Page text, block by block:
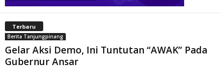
Terbaru
Berita Tanjungpinang
Gelar Aksi Demo, Ini Tuntutan “AWAK” Pada
Gubernur Ansar